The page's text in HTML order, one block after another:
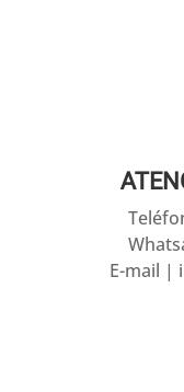
E-mail |